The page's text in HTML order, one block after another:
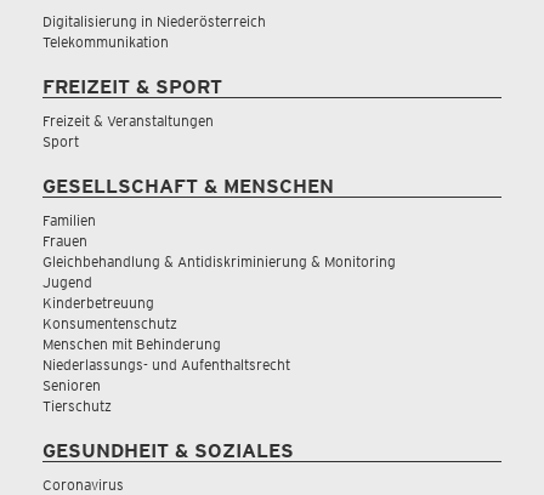
Digitalisierung in Niederösterreich
Telekommunikation
FREIZEIT & SPORT
Freizeit & Veranstaltungen
Sport
GESELLSCHAFT & MENSCHEN
Familien
Frauen
Gleichbehandlung & Antidiskriminierung & Monitoring
Jugend
Kinderbetreuung
Konsumentenschutz
Menschen mit Behinderung
Niederlassungs- und Aufenthaltsrecht
Senioren
Tierschutz
GESUNDHEIT & SOZIALES
Coronavirus